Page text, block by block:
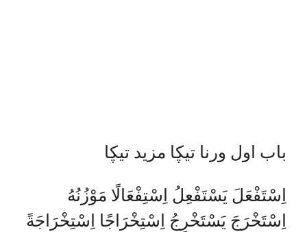
باب اول ورنا تيڮا مزيد تيڮا
اِسْتَفْعَلَ يَسْتَفْعِلُ اِسْتِفْعَالًا مَوْزُنُهُ
اِسْتَخْرَجَ يَسْتَخْرِجُ اِسْتِخْرَاجًا اِسْتِخْرَاجَةً